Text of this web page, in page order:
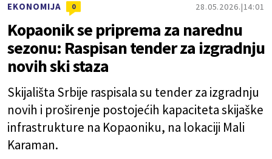
EKONOMIJA 0 28.05.2026. 14:01
Kopaonik se priprema za narednu
sezonu: Raspisan tender za izgradnju
novih ski staza
Skijališta Srbije raspisala su tender za izgradnju
novih i proširenje postojećih kapaciteta skijaške
infrastrukture na Kopaoniku, na lokaciji Mali
Karaman.